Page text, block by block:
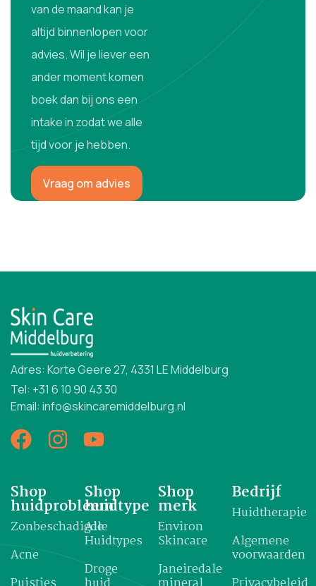
van de maand kan je
altijd binnenlopen voor
advies. Wil je liever een
ander moment komen
boek dan bij ons een
intake in zodat we alle
tijd voor je hebben.
Vraag om advies
Adres: Korte Geere 27, 4331 LE Middelburg
Tel: +31 6 10 90 43 30
Email: info@skincaremiddelburg.nl
Shop
huidprobleem
Zonbeschadigde
Acne
Shop
huidtype
Alle
Huidtypes
Droge
Shop
merk
Environ
Skincare
Janeiredale
Bedrijf
Huidtherapie
Algemene
voorwaarden